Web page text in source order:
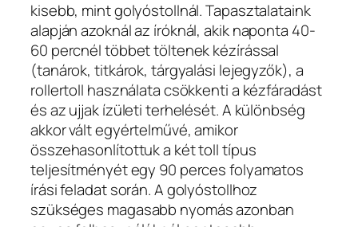
kisebb, mint golyóstollnál. Tapasztalataink
alapján azoknál az íróknál, akik naponta 40-
60 percnél többet töltenek kézírással
(tanárok, titkárok, tárgyalási lejegyzők), a
rollertoll használata csökkenti a kézfáradást
és az ujjak ízületi terhelését. A különbség
akkor vált egyértelművé, amikor
összehasonlítottuk a két toll típus
teljesítményét egy 90 perces folyamatos
írási feladat során. A golyóstollhoz
szükséges magasabb nyomás azonban